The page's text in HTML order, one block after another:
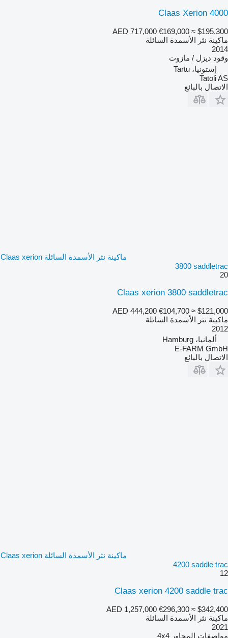
Claas Xerion 4000
AED 717,000 €169,000 ≈ $195,300
ماكينة نثر الأسمدة السائلة
2014
وقود ديزل / مازوت
إستونيا، Tartu
Tatoli AS
الاتصال بالبائع
ماكينة نثر الأسمدة السائلة Claas xerion
3800 saddletrac
20
Claas xerion 3800 saddletrac
AED 444,200 €104,700 ≈ $121,000
ماكينة نثر الأسمدة السائلة
2012
ألمانيا، Hamburg
E-FARM GmbH
الاتصال بالبائع
ماكينة نثر الأسمدة السائلة Claas xerion
4200 saddle trac
12
Claas xerion 4200 saddle trac
AED 1,257,000 €296,300 ≈ $342,400
ماكينة نثر الأسمدة السائلة
2021
مواصفات المحاور 4x4